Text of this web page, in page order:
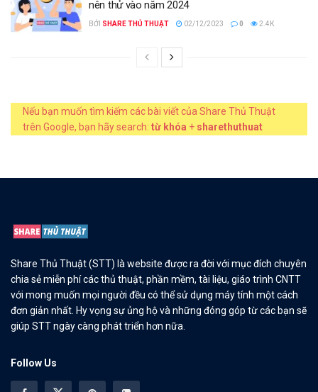
nên thử vào năm 2024
BỞI SHARE THỦ THUẬT 02/12/2023 0 2.4K
Nếu bạn muốn tìm kiếm các bài viết của Share Thủ Thuật
trên Google, bạn hãy search: từ khóa + sharethuthuat
Share Thủ Thuật (STT) là website được ra đời với mục đích chuyên
chia sẻ miễn phí các thủ thuật, phần mềm, tài liệu, giáo trình CNTT
với mong muốn mọi người đều có thể sử dụng máy tính một cách
đơn giản nhất. Hy vọng sự ủng hộ và những đóng góp từ các bạn sẽ
giúp STT ngày càng phát triển hơn nữa.
Follow Us